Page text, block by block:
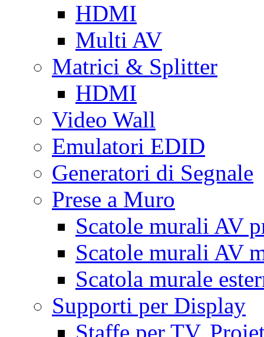
HDMI
Multi AV
Matrici & Splitter
HDMI
Video Wall
Emulatori EDID
Generatori di Segnale
Prese a Muro
Scatole murali AV
Scatole murali AV
Scatola murale
Supporti per Display